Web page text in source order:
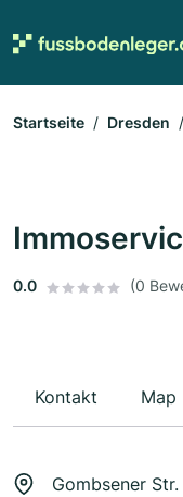
Startseite Dresden
0.0 (0
Kontakt Map
Gombsener